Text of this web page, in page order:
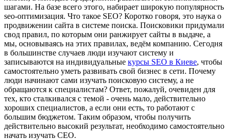
шагами. На базе всего этого, набирает широкую популярность
seo-оптимизация. Что такое SEO? Коротко говоря, это наука о
продвижении сайта в системе поиска. Поисковики придумали
свод правил, по которым они ранжирует сайты в выдаче, а
мы, основываясь на этих правилах, ведём компанию. Сегодня
в большинстве случаев люди изучают систему и
записываются на индивидуальные курсы SEO в Киеве, чтобы
самостоятельно уметь развивать свой бизнес в сети. Почему
люди начинают сами изучать поисковую систему, а не
обращаются к специалистам? Ответ, пожалуй, очевиден для
тех, кто сталкивался с темой - очень мало, действительно
хороших специалистов, а если они есть, то работают с
большим бюджетом. Таким образом, чтобы получить
действительно высокий результат, необходимо самостоятельно
начать изучать СЕО.